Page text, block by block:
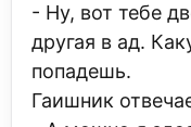
- Ну, вот тебе
другая в ад.
попадешь.
Гаишник